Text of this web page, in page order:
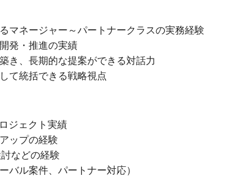
マネージャー～パートナークラスの実務経験
発・推進の実績
き、長期的な提案ができる対話力
て統括できる戦略視点
ジェクト実績
ップの経験
などの経験
バル案件、パートナー対応）